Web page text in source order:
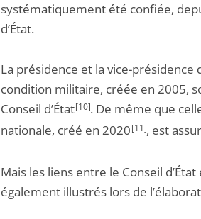
systématiquement été confiée,
d’État.
La présidence et la vice-présidence
condition militaire, créée en 2005,
Conseil d’État[10]. De même que
nationale, créé en 2020[11], est
Mais les liens entre le Conseil
également illustrés lors de